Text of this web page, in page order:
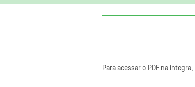
Para acessar o PDF na